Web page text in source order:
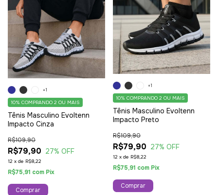
Tênis Masculino Evoltenn
Impacto Cinza
R$79,90
R$109,90
27% OFF
12 x de R$8,22
10% COMPRANDO 2 OU MAIS
R$75,91 com Pix
+1
Comprar
Tênis Masculino Evoltenn
Impacto Preto
R$79,90
R$109,90
27% OFF
12 x de R$8,22
10% COMPRANDO 2 OU MAIS
R$75,91 com Pix
+1
Comprar